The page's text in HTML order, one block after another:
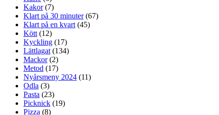
Kakor(7)
Klart på 30 minuter(67)
Klart på en kvart (45)
Kött (12)
Kyckling (17)
Lättlagat (134)
Mackor(2)
Metod (17)
Nyårsmeny 2024 (11)
Odla (3)
Pasta (23)
Picknick (19)
Pizza (8)